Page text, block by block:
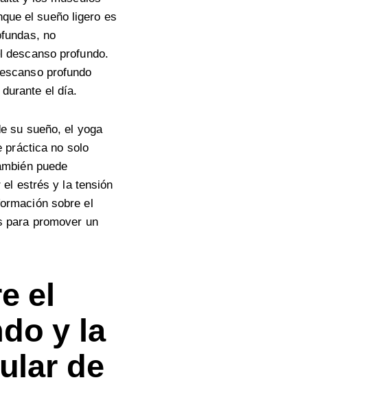
el sueño ligero es
no
descanso profundo.
profundo
el día.
su sueño, el yoga
práctica no solo
puede
el estrés y la tensión
sobre el
para promover un
el
y la
de